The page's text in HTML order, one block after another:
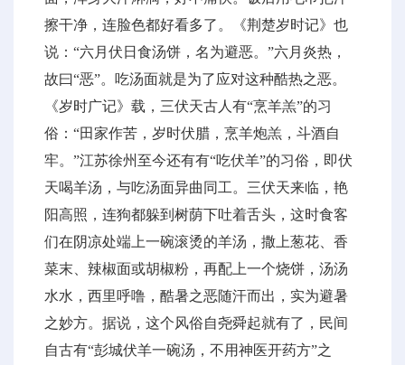
擦干净，连脸色都好看多了。《荆楚岁时记》也
说：“六月伏日食汤饼，名为避恶。”六月炎热，
故曰“恶”。吃汤面就是为了应对这种酷热之恶。
《岁时广记》载，三伏天古人有“烹羊羔”的习
俗：“田家作苦，岁时伏腊，烹羊炮羔，斗酒自
牢。”江苏徐州至今还有有“吃伏羊”的习俗，即伏
天喝羊汤，与吃汤面异曲同工。三伏天来临，艳
阳高照，连狗都躲到树荫下吐着舌头，这时食客
们在阴凉处端上一碗滚烫的羊汤，撒上葱花、香
菜末、辣椒面或胡椒粉，再配上一个烧饼，汤汤
水水，西里呼噜，酷暑之恶随汗而出，实为避暑
之妙方。据说，这个风俗自尧舜起就有了，民间
自古有“彭城伏羊一碗汤，不用神医开药方”之